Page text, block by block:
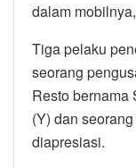
dalam
Tiga pelaku
seorang
Resto bernama
(Y) dan
diapresiasi.